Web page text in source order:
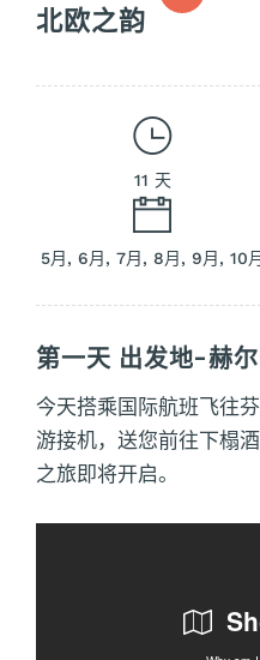
北欧之韵
11 天
5月, 6月, 7月, 8月, 9月, 10月
第一天 出发地-赫
今天搭乘国际航班飞往
游接机，送您前往下榻
之旅即将开启。